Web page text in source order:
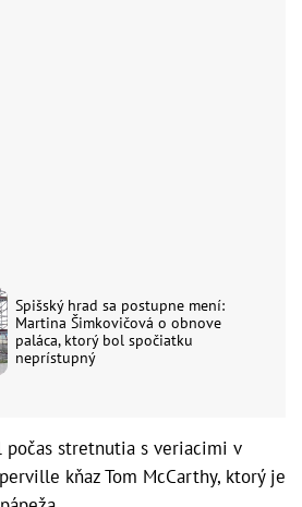
Spišský hrad sa postupne mení:
Martina Šimkovičová o obnove
paláca, ktorý bol spočiatku
neprístupný
stretnutia s veriacimi v
kňaz Tom McCarthy, ktorý je